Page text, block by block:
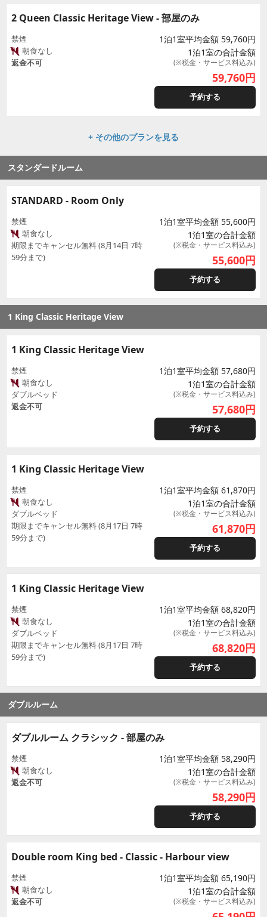
2 Queen Classic Heritage View - 部屋のみ
禁煙
朝食なし
返金不可
1泊1室平均金額 59,760円
1泊1室の合計金額
(※税金・サービス料込み)
59,760円
予約する
+ その他のプランを見る
スタンダードルーム
STANDARD - Room Only
禁煙
朝食なし
期限までキャンセル無料 (8月14日 7時
59分まで)
1泊1室平均金額 55,600円
1泊1室の合計金額
(※税金・サービス料込み)
55,600円
予約する
1 King Classic Heritage View
1 King Classic Heritage View
禁煙
朝食なし
ダブルベッド
返金不可
1泊1室平均金額 57,680円
1泊1室の合計金額
(※税金・サービス料込み)
57,680円
予約する
1 King Classic Heritage View
禁煙
朝食なし
ダブルベッド
期限までキャンセル無料 (8月17日 7時
59分まで)
1泊1室平均金額 61,870円
1泊1室の合計金額
(※税金・サービス料込み)
61,870円
予約する
1 King Classic Heritage View
禁煙
朝食なし
ダブルベッド
期限までキャンセル無料 (8月17日 7時
59分まで)
1泊1室平均金額 68,820円
1泊1室の合計金額
(※税金・サービス料込み)
68,820円
予約する
ダブルルーム
ダブルルーム クラシック - 部屋のみ
禁煙
朝食なし
返金不可
1泊1室平均金額 58,290円
1泊1室の合計金額
(※税金・サービス料込み)
58,290円
予約する
Double room King bed - Classic - Harbour view
禁煙
朝食なし
返金不可
1泊1室平均金額 65,190円
1泊1室の合計金額
(※税金・サービス料込み)